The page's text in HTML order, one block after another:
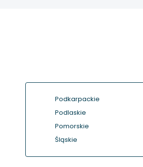
Podkarpackie
Podlaskie
Pomorskie
Śląskie